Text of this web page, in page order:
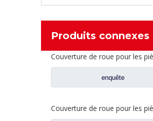
Produits connexes
enquête